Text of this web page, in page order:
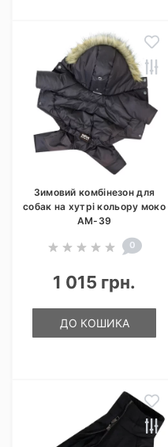
Зимовий комбінезон для
собак на хутрі кольору моко
AM-39
0
1 015 грн.
ДО КОШИКА